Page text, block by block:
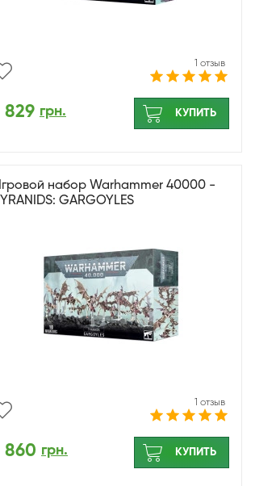
1 отзыв
829 грн. КУПИТЬ
набор Warhammer 40000 -
TYRANIDS: GARGOYLES
1 отзыв
860 грн. КУПИТЬ